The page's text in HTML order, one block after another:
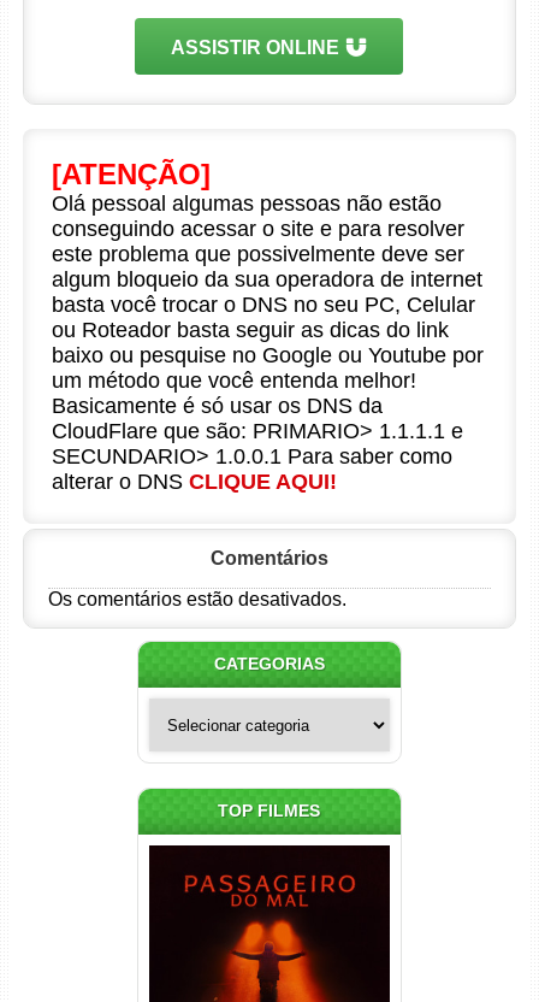
ASSISTIR ONLINE
[ATENÇÃO]
Olá pessoal algumas pessoas não estão
conseguindo acessar o site e para resolver
este problema que possivelmente deve ser
algum bloqueio da sua operadora de internet
basta você trocar o DNS no seu PC, Celular
ou Roteador basta seguir as dicas do link
baixo ou pesquise no Google ou Youtube por
um método que você entenda melhor!
Basicamente é só usar os DNS da
CloudFlare que são: PRIMARIO> 1.1.1.1 e
SECUNDARIO> 1.0.0.1 Para saber como
alterar o DNS CLIQUE AQUI!
Comentários
Os comentários estão desativados.
CATEGORIAS
TOP FILMES